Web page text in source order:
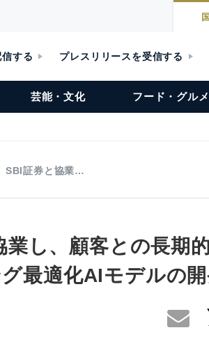
する プレスリリースを受信する
芸能・文化 フード・グルメ
SBI証券と協業…
業し、顧客との長期
最適化AIモデルの